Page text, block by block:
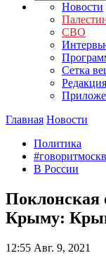
Новости
СВО
Сетка
Редакция
Главная Новости
Политика
В России
Поклонская
Крыму:
12:55 Авг. 9, 2021